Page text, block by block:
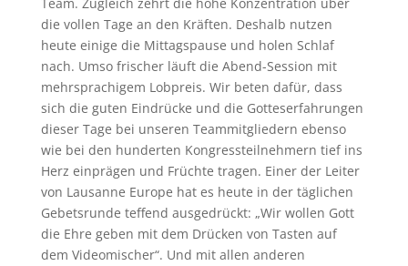
die vollen Tage an den Kräften. Deshalb nutzen
heute einige die Mittagspause und holen Schlaf
nach. Umso frischer läuft die Abend-Session mit
mehrsprachigem Lobpreis. Wir beten dafür, dass
sich die guten Eindrücke und die Gotteserfahrungen
dieser Tage bei unseren Teammitgliedern ebenso
wie bei den hunderten Kongressteilnehmern tief ins
Herz einprägen und Früchte tragen. Einer der Leiter
von Lausanne Europe hat es heute in der täglichen
Gebetsrunde teffend ausgedrückt: „Wir wollen Gott
die Ehre geben mit dem Drücken von Tasten auf
dem Videomischer“. Und mit allen anderen